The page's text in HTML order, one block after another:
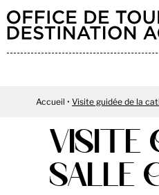
Accueil Visite guidée de la
VISITE
SALLE